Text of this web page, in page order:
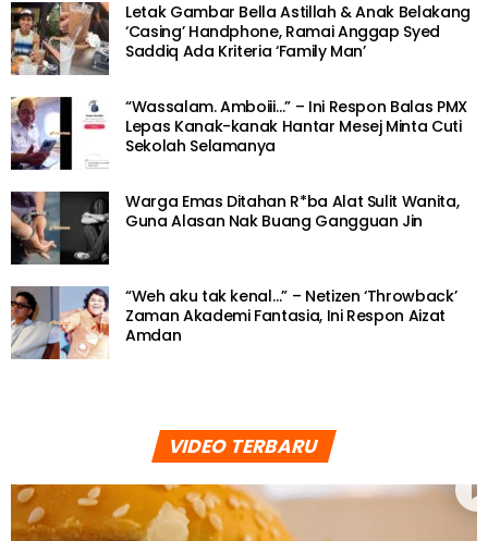
Letak Gambar Bella Astillah & Anak Belakang
‘Casing’ Handphone, Ramai Anggap Syed
Saddiq Ada Kriteria ‘Family Man’
“Wassalam. Amboiii…” – Ini Respon Balas PMX
Lepas Kanak-kanak Hantar Mesej Minta Cuti
Sekolah Selamanya
Warga Emas Ditahan R*ba Alat Sulit Wanita,
Guna Alasan Nak Buang Gangguan Jin
“Weh aku tak kenal…” – Netizen ‘Throwback’
Zaman Akademi Fantasia, Ini Respon Aizat
Amdan
VIDEO TERBARU